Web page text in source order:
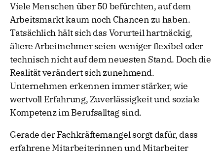
Viele Menschen über 50 befürchten, auf dem
Arbeitsmarkt kaum noch Chancen zu haben.
Tatsächlich hält sich das Vorurteil hartnäckig,
ältere Arbeitnehmer seien weniger flexibel oder
technisch nicht auf dem neuesten Stand. Doch die
Realität verändert sich zunehmend.
Unternehmen erkennen immer stärker, wie
wertvoll Erfahrung, Zuverlässigkeit und soziale
Kompetenz im Berufsalltag sind.
Gerade der Fachkräftemangel sorgt dafür, dass
erfahrene Mitarbeiterinnen und Mitarbeiter